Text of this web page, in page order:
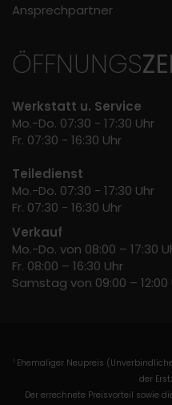
Ansprechpartner
ÖFFNUNGS
Werkstatt u. Service
Mo.-Do. 07:30 - 17:30 Uhr
Fr. 07:30 - 16:30 Uhr
Teiledienst
Mo.-Do. 07:30 - 17:30 Uhr
Fr. 07:30 - 16:30 Uhr
Verkauf
Mo.-Do. von 08:00 – 17:30
Fr. 08:00 – 16:30 Uhr
Samstag von 09:00 – 12:00
1 Ehemaliger Neupreis
der
Der errechnete Preisvorteil sowie